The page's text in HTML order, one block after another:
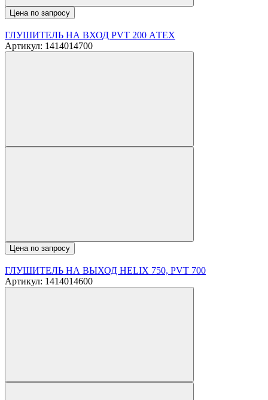
Цена по запросу
ГЛУШИТЕЛЬ НА ВХОД PVT 200 АTEX
Артикул: 1414014700
Цена по запросу
ГЛУШИТЕЛЬ НА ВЫХОД HELIX 750, PVT 700
Артикул: 1414014600